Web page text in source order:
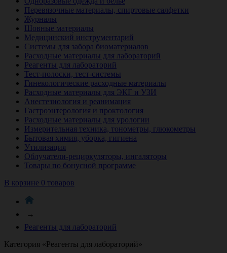
Перевязочные материалы, спиртовые салфетки
Журналы
Шовные материалы
Медицинский инструментарий
Системы для забора биоматериалов
Расходные материалы для лабораторий
Реагенты для лабораторий
Тест-полоски, тест-системы
Гинекологические расходные материалы
Расходные материалы для ЭКГ и УЗИ
Анестезиология и реанимация
Гастроэнтерология и проктология
Расходные материалы для урологии
Измерительная техника, тонометры, глюкометры
Бытовая химия, уборка, гигиена
Утилизация
Облучатели-рециркуляторы, ингаляторы
Товары по бонусной программе
В корзине 0 товаров
→
Реагенты для лабораторий
Категория «Реагенты для лабораторий»